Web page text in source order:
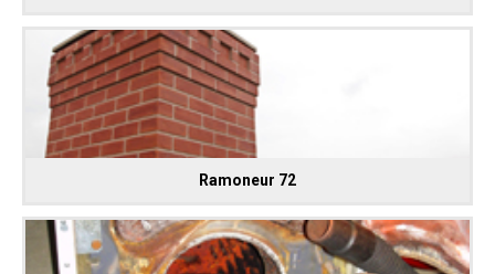
Ramoneur 72